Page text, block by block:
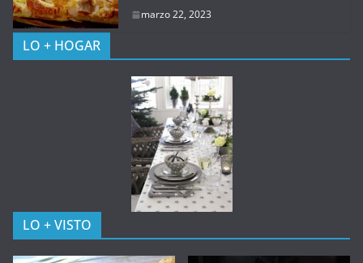
marzo 22, 2023
LO + HOGAR
LO + VISTO